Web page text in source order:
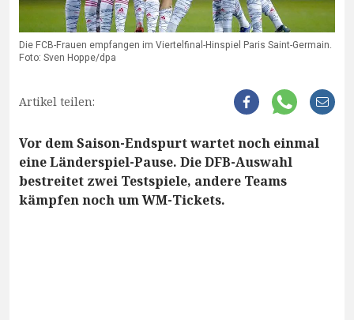
Die FCB-Frauen empfangen im Viertelfinal-Hinspiel Paris Saint-Germain.
Foto: Sven Hoppe/dpa
Artikel teilen:
Vor dem Saison-Endspurt wartet noch einmal
eine Länderspiel-Pause. Die DFB-Auswahl
bestreitet zwei Testspiele, andere Teams
kämpfen noch um WM-Tickets.